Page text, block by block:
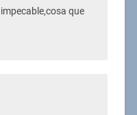
que